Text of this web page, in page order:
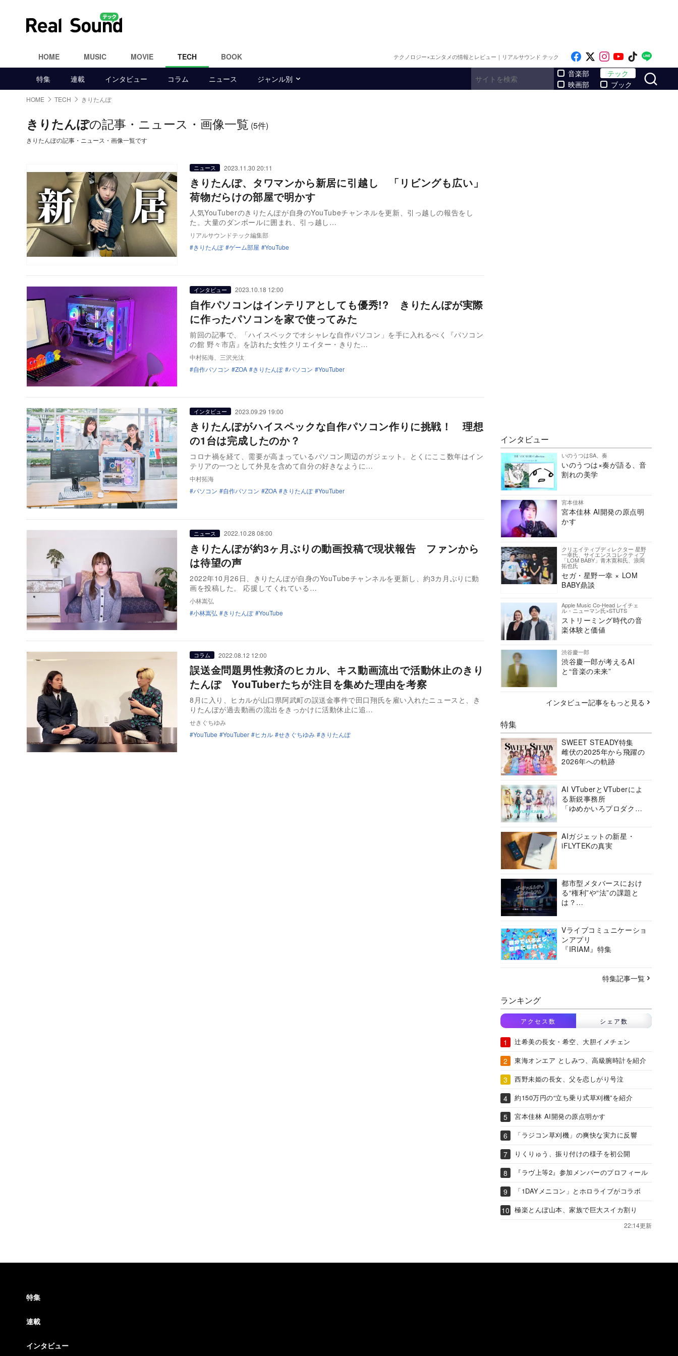
HOME MUSIC MOVIE TECH BOOK テクノロジー×エンタメの情報とレビュー｜リアルサウンド テック Like on Facebook
Follow on x
Follow on
Follow on
Follow
特集 連載 インタビュー コラム ニュース ジャンル別
音楽部
映画部
テック
ブック
HOME TECH きりたんぽ
きりたんぽの記事・ニュース・画像一覧 (5件)
きりたんぽの記事・ニュース・画像一覧です
ニュース 2023.11.30 20:11
きりたんぽ、タワマンから新居に引越し 「リビングも広い」
荷物だらけの部屋で明かす
人気YouTuberのきりたんぽが自身のYouTubeチャンネルを更新、引っ越しの報告をし
た。大量のダンボールに囲まれ、引っ越し…
リアルサウンドテック編集部
きりたんぽ
ゲーム部屋 YouTube
インタビュー 2023.10.18 12:00
自作パソコンはインテリアとしても優秀!? きりたんぽが実際
に作ったパソコンを家で使ってみた
前回の記事で、「ハイスペックでオシャレな自作パソコン」を手に入れるべく『パソコン
の館 野々市店』を訪れた女性クリエイター・きりた…
中村拓海、三沢光汰
自作パソコン
ZOA きりたんぽ パソコン YouTuber
インタビュー 2023.09.29 19:00
きりたんぽがハイスペックな自作パソコン作りに挑戦！ 理想
の1台は完成したのか？
コロナ禍を経て、需要が高まっているパソコン周辺のガジェット。とくにここ数年はイン
テリアの一つとして外見を含めて自分の好きなように…
中村拓海
パソコン
自作パソコン ZOA きりたんぽ YouTuber
ニュース 2022.10.28 08:00
きりたんぽが約3ヶ月ぶりの動画投稿で現状報告 ファンから
は待望の声
2022年10月26日、きりたんぽが自身のYouTubeチャンネルを更新し、約3カ月ぶりに動
画を投稿した。 応援してくれている…
小林嵩弘
小林嵩弘
きりたんぽ YouTube
コラム 2022.08.12 12:00
誤送金問題男性救済のヒカル、キス動画流出で活動休止のきり
たんぽ YouTuberたちが注目を集めた理由を考察
8月に入り、ヒカルが山口県阿武町の誤送金事件で田口翔氏を雇い入れたニュースと、き
りたんぽが過去動画の流出をきっかけに活動休止に追…
せきぐちゆみ
YouTube
YouTuber ヒカル せきぐちゆみ きりたんぽ
インタビュー
いのうつはSA、奏
いのうつは×奏が語る、音
割れの美学
宮本佳林
宮本佳林 AI開発の原点明
かす
クリエイティブディレクター 星野
一幸氏、サイエンスコレクティブ
「LOM BABY」青木寛和氏、浪岡
拓也氏
セガ・星野一幸 × LOM
BABY鼎談
Apple Music Co-Head レイチェ
ル・ニューマン氏×STUTS
ストリーミング時代の音
楽体験と価値
渋谷慶一郎
渋谷慶一郎が考えるAI
と“音楽の未来”
インタビュー記事をもっと見る
特集
SWEET STEADY特集
雌伏の2025年から飛躍の
2026年への軌跡
AI VTuberとVTuberによ
る新鋭事務所
「ゆめかいろプロダクシ
AIガジェットの新星・
iFLYTEKの真実
都市型メタバースにおけ
る“権利”や“法”の課題と
は？
ーシアムの挑戦に迫る
Vライブコミュニケーショ
ンアプリ
『IRIAM』特集
特集記事一覧
ランキング
アクセス数 シェア数
辻希美の長女・希空、大胆イメチェン
東海オンエア としみつ、高級腕時計を紹介
西野未姫の長女、父を恋しがり号泣
約150万円の“立ち乗り式草刈機”を紹介
宮本佳林 AI開発の原点明かす
「ラジコン草刈機」の爽快な実力に反響
りくりゅう、振り付けの様子を初公開
『ラヴ上等2』参加メンバーのプロフィール
「1DAYメニコン」とホロライブがコラボ
極楽とんぼ山本、家族で巨大スイカ割り
22:14更新
特集
連載
インタビュー